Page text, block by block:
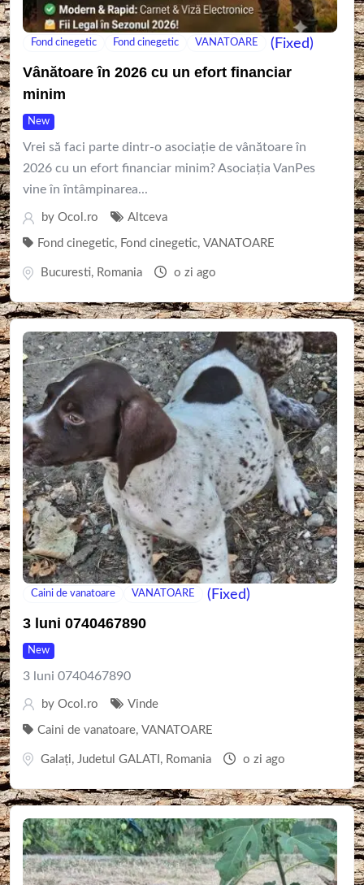
Fond cinegetic Fond cinegetic VANATOARE (Fixed)
Vânătoare în 2026 cu un efort financiar
minim
New
Vrei să faci parte dintr-o asociație de vânătoare în
2026 cu un efort financiar minim? Asociația VanPes
vine în întâmpinarea...
by Ocol.ro Altceva
Fond cinegetic, Fond cinegetic, VANATOARE
Bucuresti, Romania o zi ago
Caini de vanatoare VANATOARE (Fixed)
3 luni 0740467890
New
3 luni 0740467890
by Ocol.ro Vinde
Caini de vanatoare, VANATOARE
Galaţi, Judetul GALATI , Romania o zi ago